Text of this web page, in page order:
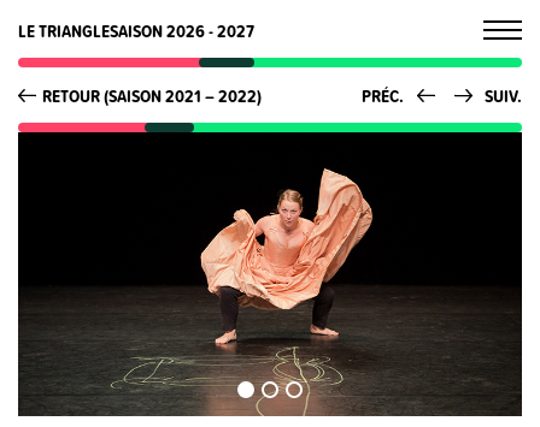
LE TRIANGLESAISON 2026 - 2027
RETOUR (SAISON 2021 – 2022) PRÉC. SUIV.